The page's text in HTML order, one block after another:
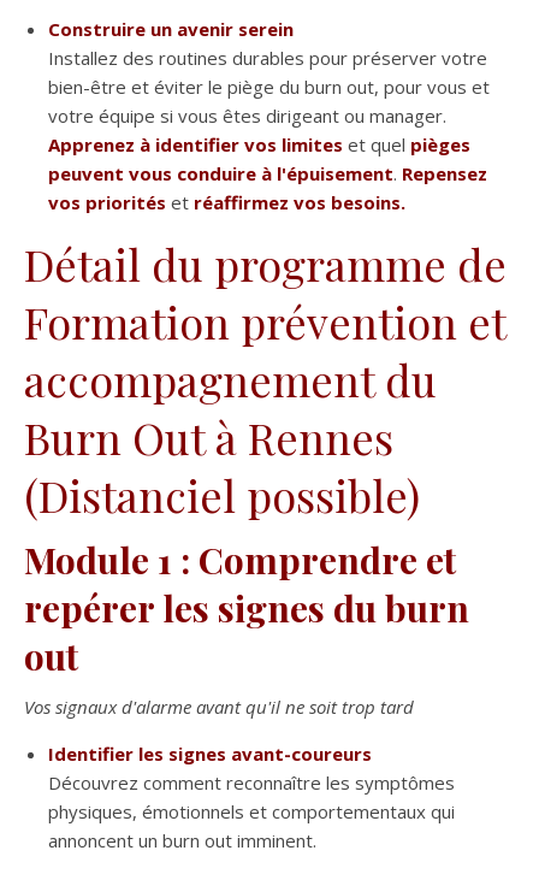
Construire un avenir serein
Installez des routines durables pour préserver votre
bien-être et éviter le piège du burn out, pour vous et
votre équipe si vous êtes dirigeant ou manager.
Apprenez à identifier vos limites et quel pièges
peuvent vous conduire à l'épuisement. Repensez
vos priorités et réaffirmez vos besoins.
Détail du programme de
Formation prévention et
accompagnement du
Burn Out à Rennes
(Distanciel possible)
Module 1 : Comprendre et
repérer les signes du burn
out
Vos signaux d'alarme avant qu'il ne soit trop tard
Identifier les signes avant-coureurs
Découvrez comment reconnaître les symptômes
physiques, émotionnels et comportementaux qui
annoncent un burn out imminent.